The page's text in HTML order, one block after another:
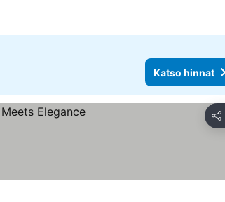
Katso hinnat
Jaa